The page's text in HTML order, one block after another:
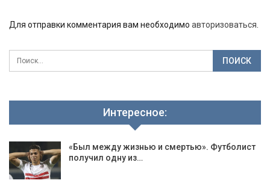
Для отправки комментария вам необходимо авторизоваться
Интересное:
«Был между жизнью и смертью». Футболист
получил одну из…